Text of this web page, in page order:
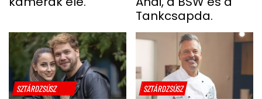
Tankcsapda.
SZTÁRDZSÚSZ SZTÁRDZSÚSZ